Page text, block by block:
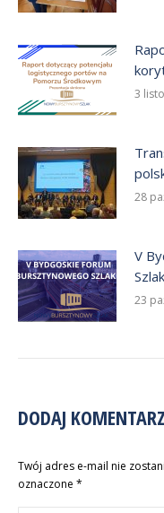
3
28
V
23
DODAJ KOMENTARZ
Twój adres e-mail nie
oznaczone *